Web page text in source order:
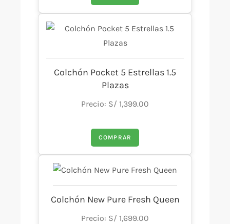
Colchón Pocket 5 Estrellas 1.5
Plazas
Precio: S/ 1,399.00
COMPRAR
Colchón New Pure Fresh Queen
Precio: S/ 1,699.00